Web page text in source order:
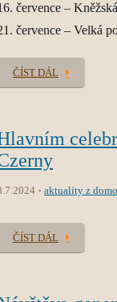
července –
července – Velká
ČÍST DÁL
aktuality z
ČÍST DÁL